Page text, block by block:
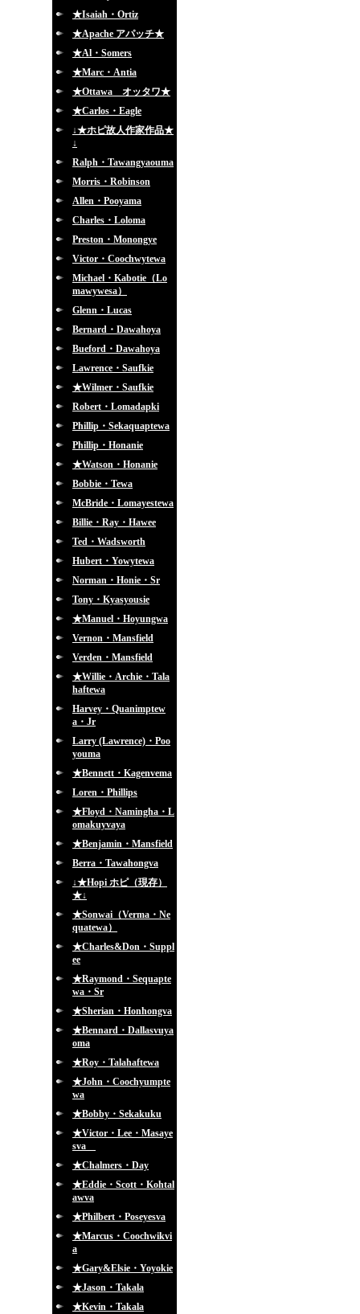
★Isaiah・Ortiz
★Apache アパッチ★
★Al・Somers
★Marc・Antia
★Ottawa オッタワ★
★Carlos・Eagle
↓★ホピ故人作家作品★
↓
Ralph・Tawangyaouma
Morris・Robinson
Allen・Pooyama
Charles・Loloma
Preston・Monongye
Victor・Coochwytewa
Michael・Kabotie（Lo
mawywesa）
Glenn・Lucas
Bernard・Dawahoya
Bueford・Dawahoya
Lawrence・Saufkie
★Wilmer・Saufkie
Robert・Lomadapki
Phillip・Sekaquaptewa
Phillip・Honanie
★Watson・Honanie
Bobbie・Tewa
McBride・Lomayestewa
Billie・Ray・Hawee
Ted・Wadsworth
Hubert・Yowytewa
Norman・Honie・Sr
Tony・Kyasyousie
★Manuel・Hoyungwa
Vernon・Mansfield
Verden・Mansfield
★Willie・Archie・Tala
haftewa
Harvey・Quanimptew
a・Jr
Larry (Lawrence)・Poo
youma
★Bennett・Kagenvema
Loren・Phillips
★Floyd・Namingha・L
omakuyvaya
★Benjamin・Mansfield
Berra・Tawahongva
↓★Hopi ホピ（現存）
★↓
★Sonwai（Verma・Ne
quatewa）
★Charles&Don・Suppl
ee
★Raymond・Sequapte
wa・Sr
★Sherian・Honhongva
★Bennard・Dallasvuya
oma
★Roy・Talahaftewa
★John・Coochyumpte
wa
★Bobby・Sekakuku
★Victor・Lee・Masaye
sva
★Chalmers・Day
★Eddie・Scott・Kohtal
awva
★Philbert・Poseyesva
★Marcus・Coochwikvi
a
★Gary&Elsie・Yoyokie
★Jason・Takala
★Kevin・Takala